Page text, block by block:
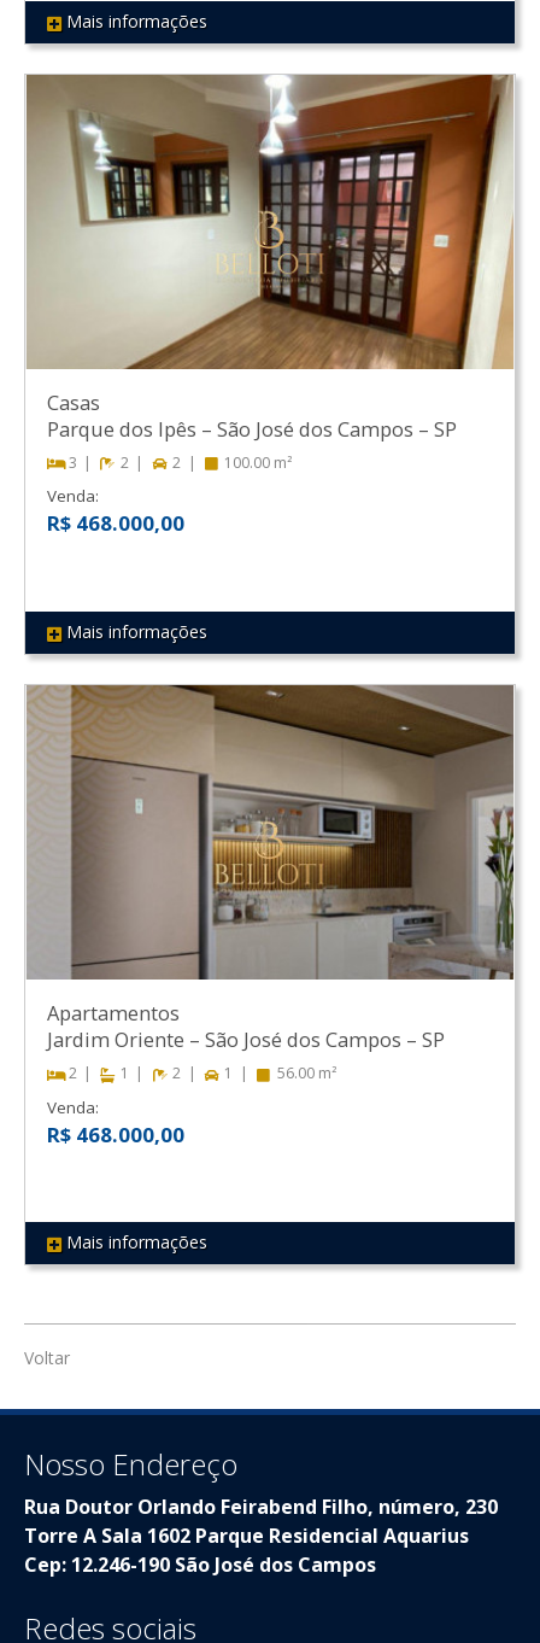
REF 167
Mais informações
REF 321
Casas
Parque dos Ipês – São José dos Campos – SP
3 2 2 100.00 m²
Venda:
R$ 468.000,00
Mais informações
REF 332
Apartamentos
Jardim Oriente – São José dos Campos – SP
2 1 2 1 56.00 m²
Venda:
R$ 468.000,00
Mais informações
Voltar
Nosso Endereço
Rua Doutor Orlando Feirabend Filho, número, 230
Torre A Sala 1602 Parque Residencial Aquarius
Cep: 12.246-190 São José dos Campos
Redes sociais